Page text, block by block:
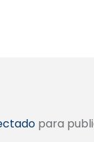
para